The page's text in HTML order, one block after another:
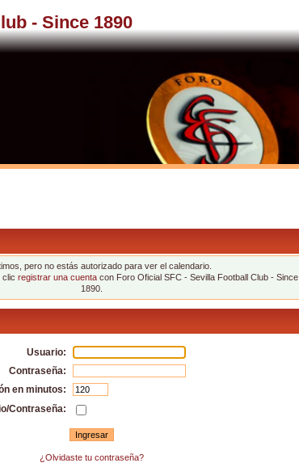
- Since 1890
pero no estás autorizado para ver el calendario.
clicregistrar una cuenta con Foro Oficial SFC - Sevilla Football Club - Since
1890.
Usuario:
Contraseña:
en minutos:
Contraseña:
¿Olvidaste tu contraseña?